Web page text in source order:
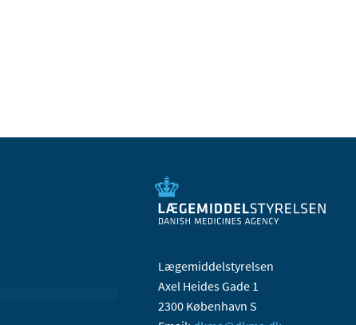
Lægemiddelstyrelsen
Axel Heides Gade 1
2300 København S